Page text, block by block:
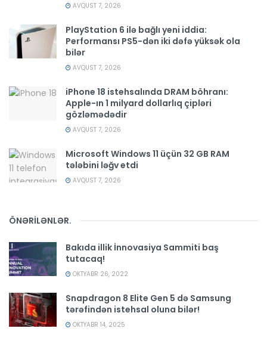
AVQUST 7, 2026
PlayStation 6 ilə bağlı yeni iddia:
Performansı PS5-dən iki dəfə yüksək ola
bilər
AVQUST 7, 2026
iPhone 18 istehsalında DRAM böhranı:
Apple-ın 1 milyard dollarlıq çipləri
gözləmədədir
AVQUST 7, 2026
Microsoft Windows 11 üçün 32 GB RAM
tələbini ləğv etdi
AVQUST 7, 2026
ÖNƏRİLƏNLƏR.
Bakıda illik İnnovasiya Sammiti baş
tutacaq!
OKTYABR 26, 2022
Snapdragon 8 Elite Gen 5 də Samsung
tərəfindən istehsal oluna bilər!
OKTYABR 14, 2025